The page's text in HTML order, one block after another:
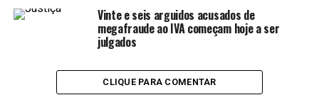
Vinte e seis arguidos acusados de
megafraude ao IVA começam hoje a ser
julgados
CLIQUE PARA COMENTAR